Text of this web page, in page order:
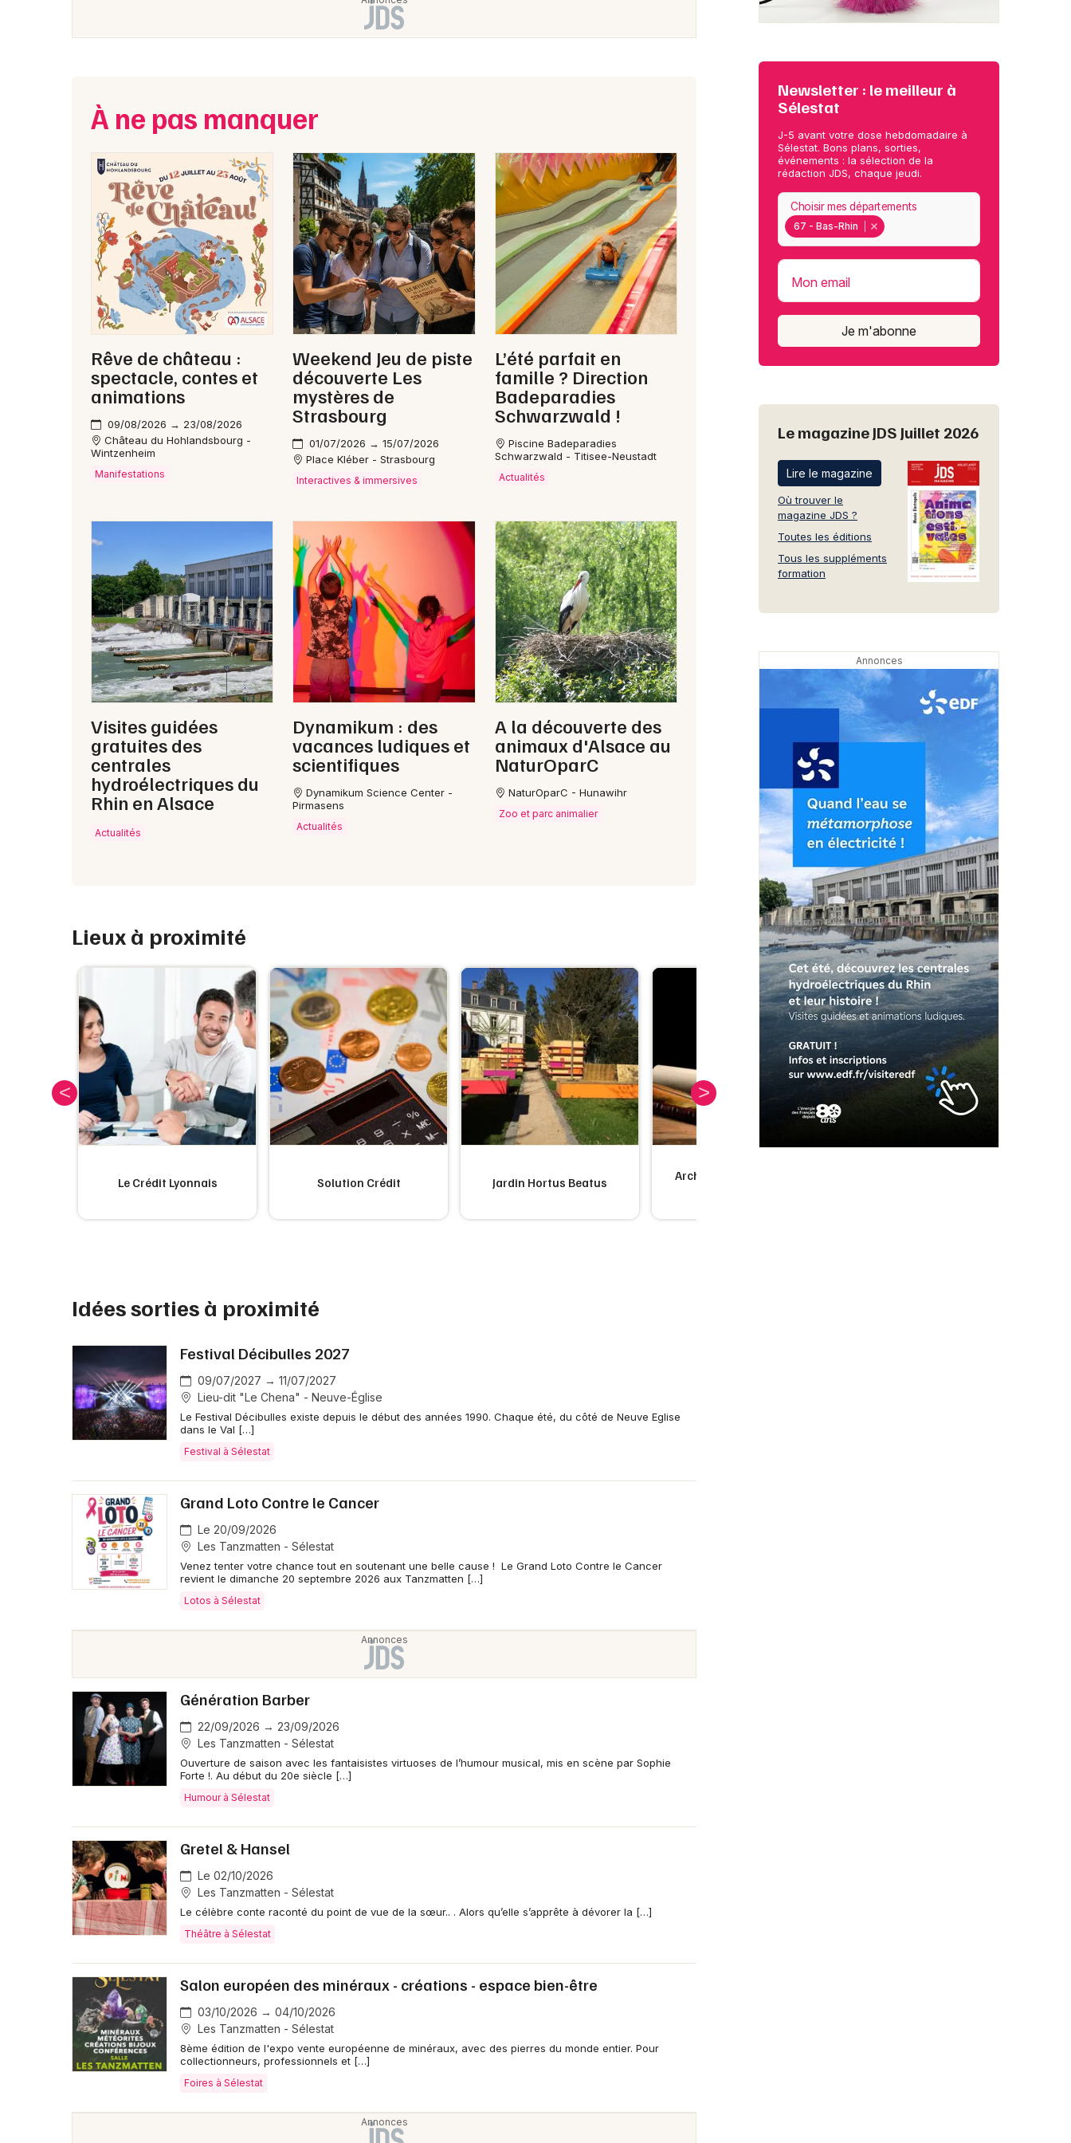
Artistes en tournée
Actus à Sélestat
Magazine à Sélestat
Actus tourisme & loisirs
Restaurants
67 - Bas-Rhin
Mon email
Je m'abonne
À ne pas manquer
Rêve de château :
spectacle, contes et
animations
09/08/2026 → 23/08/2026
Château du Hohlandsbourg -
Wintzenheim
Manifestations
Weekend Jeu de piste
découverte Les
mystères de
Strasbourg
01/07/2026 → 15/07/2026
Place Kléber - Strasbourg
Interactives & immersives
L’été parfait en
famille ? Direction
Badeparadies
Schwarzwald !
Piscine Badeparadies
Schwarzwald - Titisee-Neustadt
Actualités
Visites guidées
gratuites des
centrales
hydroélectriques du
Rhin en Alsace
Actualités
Dynamikum : des
vacances ludiques et
scientifiques
Dynamikum Science Center -
Pirmasens
Actualités
A la découverte des
animaux d'Alsace au
NaturOparC
NaturOparC - Hunawihr
Zoo et parc animalier
Lieux à proximité
Le Crédit Lyonnais Solution Crédit Jardin Hortus Beatus
Archives municipales de
Idées sorties à proximité
Festival Décibulles 2027
09/07/2027 → 11/07/2027
Lieu-dit "Le Chena" - Neuve-Église
Le Festival Décibulles existe depuis le début des années 1990. Chaque été, du côté de Neuve Eglise
dans le Val […]
Festival à Sélestat
Grand Loto Contre le Cancer
Le 20/09/2026
Les Tanzmatten - Sélestat
Venez tenter votre chance tout en soutenant une belle cause ! Le Grand Loto Contre le Cancer
revient le dimanche 20 septembre 2026 aux Tanzmatten […]
Lotos à Sélestat
Génération Barber
22/09/2026 → 23/09/2026
Les Tanzmatten - Sélestat
Ouverture de saison avec les fantaisistes virtuoses de l’humour musical, mis en scène par Sophie
Forte !. Au début du 20e siècle […]
Humour à Sélestat
Gretel & Hansel
Le 02/10/2026
Les Tanzmatten - Sélestat
Le célèbre conte raconté du point de vue de la sœur.. . Alors qu’elle s’apprête à dévorer la […]
Théâtre à Sélestat
Salon européen des minéraux - créations - espace bien-être
03/10/2026 → 04/10/2026
Les Tanzmatten - Sélestat
8ème édition de l'expo vente européenne de minéraux, avec des pierres du monde entier. Pour
collectionneurs, professionnels et […]
Foires à Sélestat
Newsletter : le meilleur à
Sélestat
J-5 avant votre dose hebdomadaire à
Sélestat. Bons plans, sorties,
événements : la sélection de la
rédaction JDS, chaque jeudi.
67 - Bas-Rhin
Choisir mes départements
Mon email
Je m'abonne
Le magazine JDS Juillet 2026
Lire le magazine
Où trouver le
magazine JDS ?
Toutes les éditions
Tous les suppléments
formation